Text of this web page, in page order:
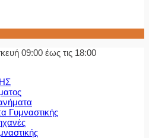
09:00 έως τις 18:00
Γυμναστικής